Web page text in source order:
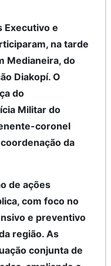
Executivo e
na tarde
Medianeira, do
Diakopí. O
do
Militar do
coronel
da
de ações
com foco no
e preventivo
região. As
conjunta de